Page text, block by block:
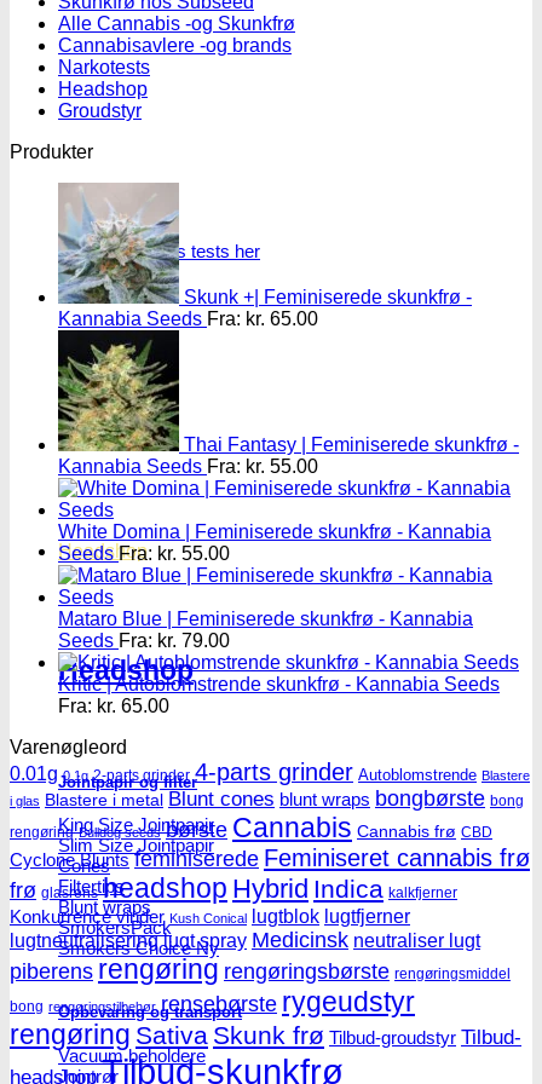
Oplev alle vores tests her
Headshop
Headshop
Jointpapir og filter
King Size Jointpapir
Slim Size Jointpapir
Cones
Filtertips
Blunt wraps
SmokersPack
Smokers Choice
Opbevaring og transport
Vacuum beholdere
Jointrør
Alle Cannabis -og Skunkfrø
Cannabisavlere -og brands
Narkotests
Headshop
Groudstyr
Produkter
Skunk +| Feminiserede skunkfrø -
Kannabia Seeds Fra: kr. 65.00
Thai Fantasy | Feminiserede skunkfrø -
Kannabia Seeds Fra: kr. 55.00
White Domina | Feminiserede skunkfrø - Kannabia
Seeds Fra: kr. 55.00
Mataro Blue | Feminiserede skunkfrø - Kannabia
Seeds Fra: kr. 79.00
Kritic | Autoblomstrende skunkfrø - Kannabia Seeds
Fra: kr. 65.00
Varenøgleord
0.01g 0.1g 2-parts grinder 4-parts grinder Autoblomstrende Blastere
i glas Blastere i metal Blunt cones blunt wraps bongbørste bong
rengøring Bulldog seeds børste Cannabis Cannabis frø CBD
Cyclone Blunts feminiserede Feminiseret cannabis frø
frø glasrens headshop Hybrid Indica kalkfjerner
Konkurrence vinder Kush Conical lugtblok lugtfjerner
lugtneutralisering lugt spray Medicinsk neutraliser lugt
piberens rengøring rengøringsbørste rengøringsmiddel
bong rengøringstilbehør rensebørste rygeudstyr
rengøring Sativa Skunk frø Tilbud-groudstyr Tilbud-
headshop Tilbud-skunkfrø